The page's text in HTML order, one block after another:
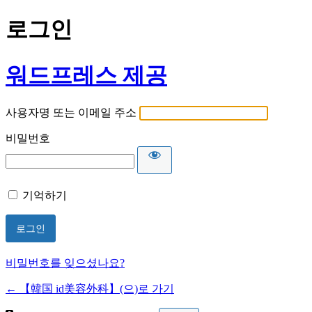
로그인
워드프레스 제공
사용자명 또는 이메일 주소
비밀번호
기억하기
비밀번호를 잊으셨나요?
← 【韓国 id美容外科】(으)로 가기